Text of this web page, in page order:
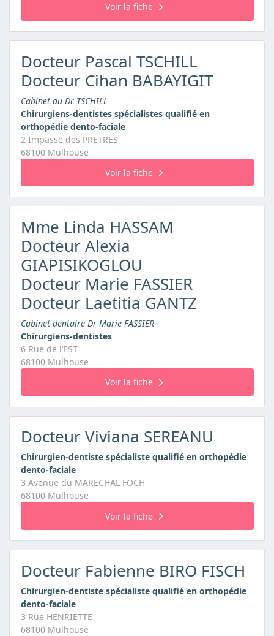
Voir la fiche
Docteur Pascal TSCHILL
Docteur Cihan BABAYIGIT
Cabinet du Dr TSCHILL
Chirurgiens-dentistes spécialistes qualifié en
orthopédie dento-faciale
2 Impasse des PRETRES
68100 Mulhouse
Voir la fiche
Mme Linda HASSAM
Docteur Alexia
GIAPISIKOGLOU
Docteur Marie FASSIER
Docteur Laetitia GANTZ
Cabinet dentaire Dr Marie FASSIER
Chirurgiens-dentistes
6 Rue de l’EST
68100 Mulhouse
Voir la fiche
Docteur Viviana SEREANU
Chirurgien-dentiste spécialiste qualifié en orthopédie
dento-faciale
3 Avenue du MARECHAL FOCH
68100 Mulhouse
Voir la fiche
Docteur Fabienne BIRO FISCH
Chirurgien-dentiste spécialiste qualifié en orthopédie
dento-faciale
3 Rue HENRIETTE
68100 Mulhouse